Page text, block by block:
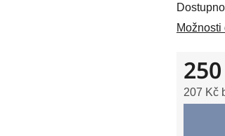
z
5
207 Kč